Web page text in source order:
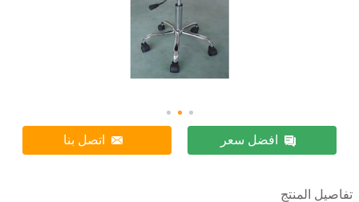
افضل سعر اتصل بنا
تفاصيل المنتج